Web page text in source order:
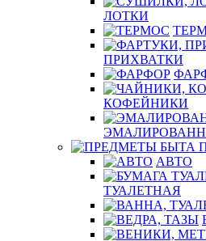
ЛОТКИ
ПРИХВАТКИ
КОФЕЙНИКИ
АВТО
ТУАЛЕТНАЯ